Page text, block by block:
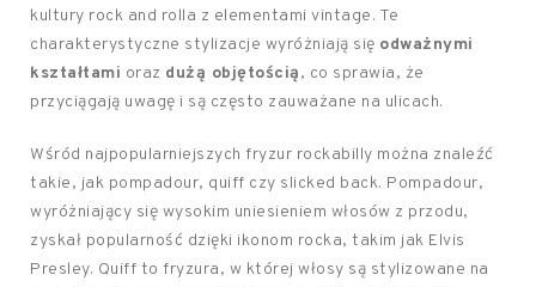
kultury rock and rolla z elementami vintage. Te
charakterystyczne stylizacje wyróżniają się odważnymi
kształtami oraz dużą objętością, co sprawia, że
przyciągają uwagę i są często zauważane na ulicach.
Wśród najpopularniejszych fryzur rockabilly można znaleźć
takie, jak pompadour, quiff czy slicked back. Pompadour,
wyróżniający się wysokim uniesieniem włosów z przodu,
zyskał popularność dzięki ikonom rocka, takim jak Elvis
Presley. Quiff to fryzura, w której włosy są stylizowane na